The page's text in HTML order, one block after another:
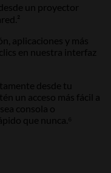
un proyector
aplicaciones y más
en nuestra interfaz
desde tu
un acceso más fácil a
consola o
que nunca.⁶